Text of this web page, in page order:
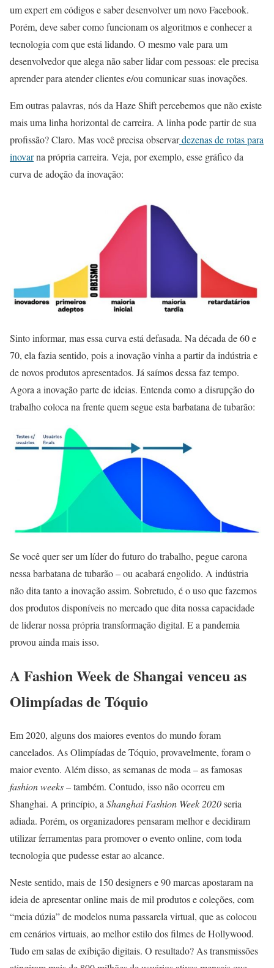
um expert em códigos e saber desenvolver um novo Facebook.
Porém, deve saber como funcionam os algoritmos e conhecer a
tecnologia com que está lidando. O mesmo vale para um
desenvolvedor que alega não saber lidar com pessoas: ele precisa
aprender para atender clientes e/ou comunicar suas inovações.
Em outras palavras, nós da Haze Shift percebemos que não existe
mais uma linha horizontal de carreira. A linha pode partir de sua
profissão? Claro. Mas você precisa observardezenas de rotas para
inovarna própria carreira. Veja, por exemplo, esse gráfico da
curva de adoção da inovação:
Sinto informar, mas essa curva está defasada. Na década de 60 e
70, ela fazia sentido, pois a inovação vinha a partir da indústria e
de novos produtos apresentados. Já saímos dessa faz tempo.
Agora a inovação parte de ideias. Entenda como a disrupção do
trabalho coloca na frente quem segue esta barbatana de tubarão:
Se você quer ser um líder do futuro do trabalho, pegue carona
nessa barbatana de tubarão – ou acabará engolido. A indústria
não dita tanto a inovação assim. Sobretudo, é o uso que fazemos
dos produtos disponíveis no mercado que dita nossa capacidade
de liderar nossa própria transformação digital. E a pandemia
provou ainda mais isso.
A Fashion Week de Shangai venceu as
Olimpíadas de Tóquio
Em 2020, alguns dos maiores eventos do mundo foram
cancelados. As Olimpíadas de Tóquio, provavelmente, foram o
maior evento. Além disso, as semanas de moda – as famosas
fashion weeks– também. Contudo, isso não ocorreu em
Shanghai. A princípio, aShanghai Fashion Week 2020seria
adiada. Porém, os organizadores pensaram melhor e decidiram
utilizar ferramentas para promover o evento online, com toda
tecnologia que pudesse estar ao alcance.
Neste sentido, mais de 150 designers e 90 marcas apostaram na
ideia de apresentar online mais de mil produtos e coleções, com
“meia dúzia” de modelos numa passarela virtual, que as colocou
em cenários virtuais, ao melhor estilo dos filmes de Hollywood.
Tudo em salas de exibição digitais. O resultado? As transmissões